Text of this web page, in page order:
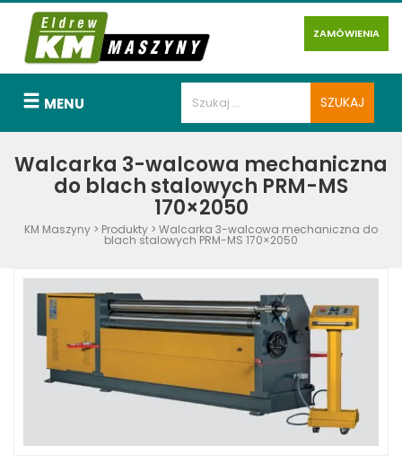
ZAMÓWIENIA
MENU
Walcarka 3-walcowa mechaniczna
do blach stalowych PRM-MS
170×2050
KM Maszyny > Produkty > Walcarka 3-walcowa mechaniczna do
blach stalowych PRM-MS 170×2050